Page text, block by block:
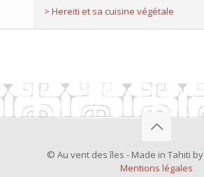
> Hereiti et sa cuisine végétale
© Au vent des îles - Made in Tahiti by
Mentions légales